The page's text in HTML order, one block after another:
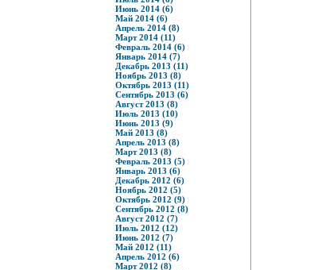
Июнь 2014 (6)
Май 2014 (6)
Апрель 2014 (8)
Март 2014 (11)
Февраль 2014 (6)
Январь 2014 (7)
Декабрь 2013 (11)
Ноябрь 2013 (8)
Октябрь 2013 (11)
Сентябрь 2013 (6)
Август 2013 (8)
Июль 2013 (10)
Июнь 2013 (9)
Май 2013 (8)
Апрель 2013 (8)
Март 2013 (8)
Февраль 2013 (5)
Январь 2013 (6)
Декабрь 2012 (6)
Ноябрь 2012 (5)
Октябрь 2012 (9)
Сентябрь 2012 (8)
Август 2012 (7)
Июль 2012 (12)
Июнь 2012 (7)
Май 2012 (11)
Апрель 2012 (6)
Март 2012 (8)